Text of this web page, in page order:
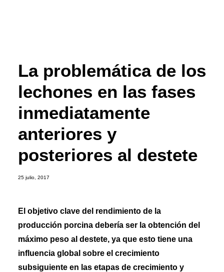
La problemática de los
lechones en las fases
inmediatamente
anteriores y
posteriores al destete
25 julio, 2017
El objetivo clave del rendimiento de la
producción porcina debería ser la obtención del
máximo peso al destete, ya que esto tiene una
influencia global sobre el crecimiento
subsiguiente en las etapas de crecimiento y